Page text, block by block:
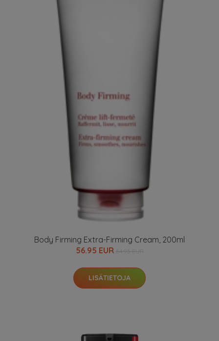
Body Firming Extra-Firming Cream, 200ml
56.95 EUR
LISÄTIETOJA